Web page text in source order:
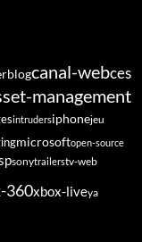
blogcanal-webces
management
intrudersiphonejeu
microsoftopen-source
sonytrailerstv-web
360xbox-liveya